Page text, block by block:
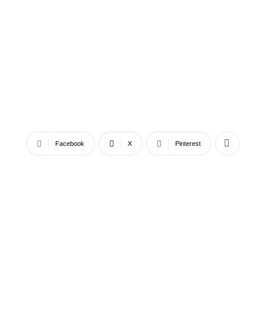
Facebook X Pinterest